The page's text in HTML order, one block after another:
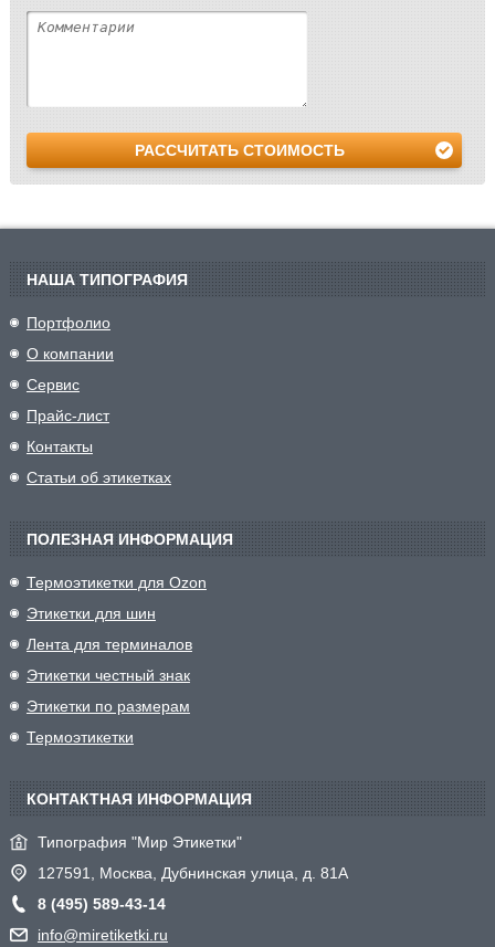
РАССЧИТАТЬ СТОИМОСТЬ
НАША ТИПОГРАФИЯ
Портфолио
О компании
Сервис
Прайс-лист
Контакты
Статьи об этикетках
ПОЛЕЗНАЯ ИНФОРМАЦИЯ
Термоэтикетки для Ozon
Этикетки для шин
Лента для терминалов
Этикетки честный знак
Этикетки по размерам
Термоэтикетки
КОНТАКТНАЯ ИНФОРМАЦИЯ
Типография "Мир Этикетки"
127591, Москва, Дубнинская улица, д. 81А
8 (495) 589-43-14
info@miretiketki.ru